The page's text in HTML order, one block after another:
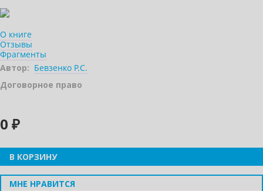
О книге
Отзывы
Фрагменты
Автор: Бевзенко Р.С.
Договорное право
0 ₽
В КОРЗИНУ
МНЕ НРАВИТСЯ